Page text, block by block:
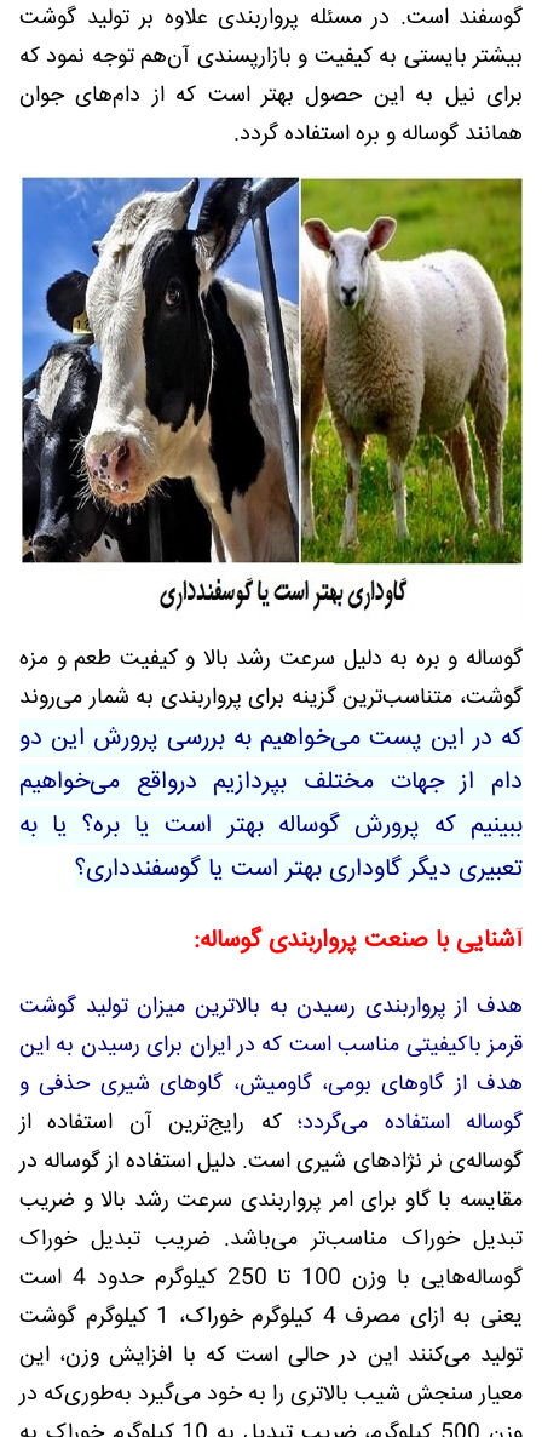
گوسفند است. در مسئله پرواربندی علاوه بر تولید گوشت
بیشتر بایستی به کیفیت و بازارپسندی آن‌هم توجه نمود که
برای نیل به این حصول بهتر است که از دام‌های جوان
‌همانند گوساله و بره استفاده گردد.
گوساله و بره به دلیل سرعت رشد بالا و کیفیت طعم و مزه
گوشت، متناسب‌ترین گزینه برای پرواربندی به شمار می‌روند
که در این پست می‌خواهیم به بررسی پرورش این دو
دام از جهات مختلف بپردازیم درواقع می‌خواهیم
ببینیم که پرورش گوساله بهتر است یا بره؟ یا به
تعبیری دیگر گاوداری بهتر است یا گوسفندداری؟
آشنایی با صنعت پرواربندی گوساله:
هدف از پرواربندی رسیدن به بالاترین میزان تولید گوشت
قرمز باکیفیتی مناسب است که در ایران برای رسیدن به این
هدف از گاوهای بومی، گاومیش، گاوهای شیری حذفی و
گوساله استفاده می‌گردد؛که رایج‌ترین آن استفاده از
گوساله‌ی نر نژادهای شیری است. دلیل استفاده از گوساله در
مقایسه با گاو برای امر پرواربندی سرعت رشد بالا و ضریب
تبدیل خوراک مناسب‌تر می‌باشد. ضریب تبدیل خوراک
گوساله‌هایی با وزن 100 تا 250 کیلوگرم حدود 4 است
یعنی به ازای مصرف 4 کیلوگرم خوراک، 1 کیلوگرم گوشت
تولید می‌کنند این در حالی است که با افزایش وزن، این
معیار سنجش شیب بالاتری را به خود می‌گیرد به‌طوری‌که در